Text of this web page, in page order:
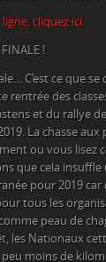
cliquez ici.
FINALE !
C’est ce que
rentrée des
et du rallye
La chasse
ou vous lisez
que cela insuffle
pour 2019
tous les
peau de
les Nationaux
moins de